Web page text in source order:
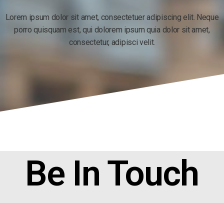
Lorem ipsum dolor sit amet, consectetuer adipiscing elit. Neque
porro quisquam est, qui dolorem ipsum quia dolor sit amet,
consectetur, adipisci velit.
Be In Touch